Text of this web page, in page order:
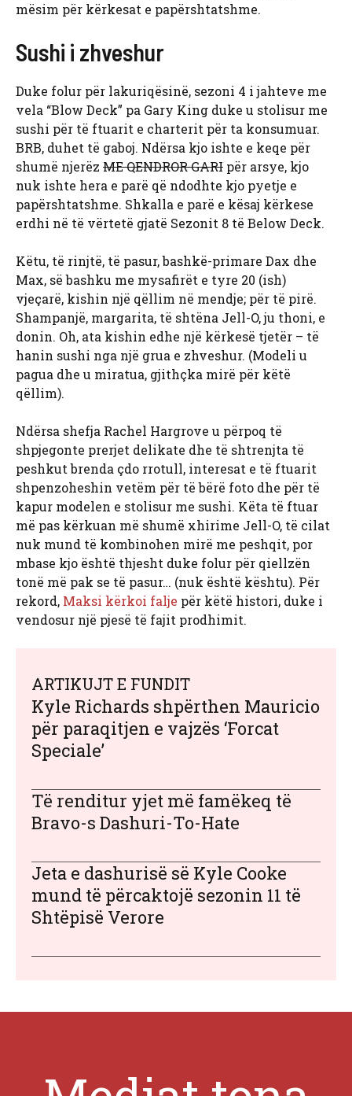
mësim për kërkesat e papërshtatshme.
Sushi i zhveshur
Duke folur për lakuriqësinë, sezoni 4 i jahteve me
vela “Blow Deck” pa Gary King duke u stolisur me
sushi për të ftuarit e charterit për ta konsumuar.
BRB, duhet të gaboj. Ndërsa kjo ishte e keqe për
shumë njerëz ME QENDROR GARI për arsye, kjo
nuk ishte hera e parë që ndodhte kjo pyetje e
papërshtatshme. Shkalla e parë e kësaj kërkese
erdhi në të vërtetë gjatë Sezonit 8 të Below Deck.
Këtu, të rinjtë, të pasur, bashkë-primare Dax dhe
Max, së bashku me mysafirët e tyre 20 (ish)
vjeçarë, kishin një qëllim në mendje; për të pirë.
Shampanjë, margarita, të shtëna Jell-O, ju thoni, e
donin. Oh, ata kishin edhe një kërkesë tjetër – të
hanin sushi nga një grua e zhveshur. (Modeli u
pagua dhe u miratua, gjithçka mirë për këtë
qëllim).
Ndërsa shefja Rachel Hargrove u përpoq të
shpjegonte prerjet delikate dhe të shtrenjta të
peshkut brenda çdo rrotull, interesat e të ftuarit
shpenzoheshin vetëm për të bërë foto dhe për të
kapur modelen e stolisur me sushi. Këta të ftuar
më pas kërkuan më shumë xhirime Jell-O, të cilat
nuk mund të kombinohen mirë me peshqit, por
mbase kjo është thjesht duke folur për qiellzën
tonë më pak se të pasur… (nuk është kështu). Për
rekord, Maksi kërkoi falje për këtë histori, duke i
vendosur një pjesë të fajit prodhimit.
ARTIKUJT E FUNDIT
Kyle Richards shpërthen Mauricio
për paraqitjen e vajzës ‘Forcat
Speciale’
Të renditur yjet më famëkeq të
Bravo-s Dashuri-To-Hate
Jeta e dashurisë së Kyle Cooke
mund të përcaktojë sezonin 11 të
Shtëpisë Verore